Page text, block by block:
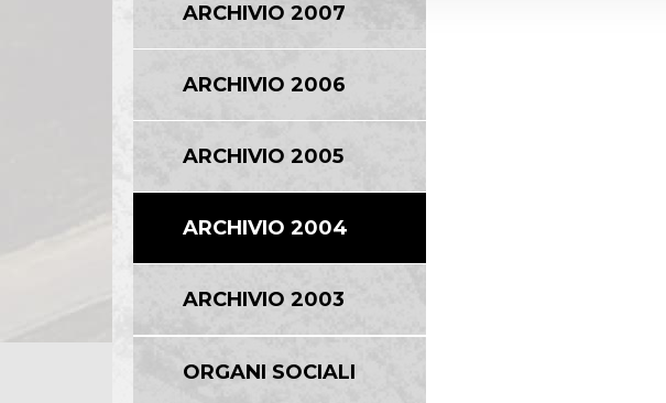
ARCHIVIO 2007
ARCHIVIO 2006
ARCHIVIO 2005
ARCHIVIO 2004
ARCHIVIO 2003
ORGANI SOCIALI